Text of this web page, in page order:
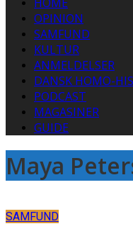
OPINION
SAMFUND
KULTUR
ANMELDELSER
DANSK HOMO-
PODCAST
MAGASINER
GUIDE
Maya
SAMFUND